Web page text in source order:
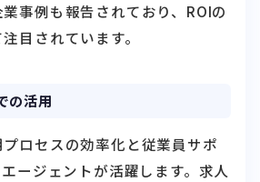
事例も報告されており、ROIの
目されています。
の活用
ロセスの効率化と従業員サポ
ージェントが活躍します。求人